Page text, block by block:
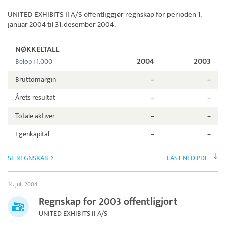
UNITED EXHIBITS II A/Soffentliggjør regnskap for perioden 1.
januar 2004 til 31. desember 2004.
NØKKELTALL
Beløp i 1.000 2004 2003
Bruttomargin –
–
Årets resultat
–
–
Totale aktiver
–
–
Egenkapital
– –
SE REGNSKAB LAST NED PDF
14. juli 2004
Regnskap for 2003 offentligjort
UNITED EXHIBITS II A/S